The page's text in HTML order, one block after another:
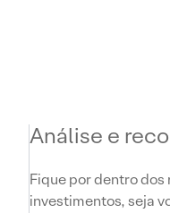
Análise e
Fique por dentro
investimentos, seja